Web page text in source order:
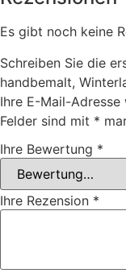
Es gibt noch keine
Schreiben Sie die
handbemalt,
Ihre E-Mail-
Felder sind mit *
Ihre Bewertung *
Ihre Rezension *